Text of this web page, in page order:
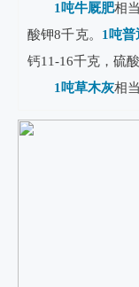
1吨牛厩肥相
酸钾8千克。 1吨
钙11-16千克，硫
1吨草木灰相